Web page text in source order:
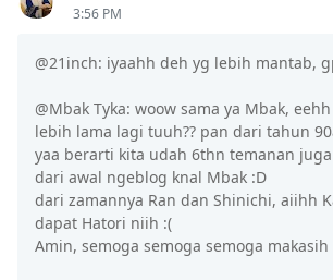
3:56 PM
@21inch: iyaahh deh yg lebih mantab,
@Mbak Tyka: woow sama ya Mbak,
lebih lama lagi tuuh?? pan dari tahun
yaa berarti kita udah 6thn temanan juga
dari awal ngeblog knal Mbak :D
dari zamannya Ran dan Shinichi, aiihh
dapat Hatori niih :(
Amin, semoga semoga semoga